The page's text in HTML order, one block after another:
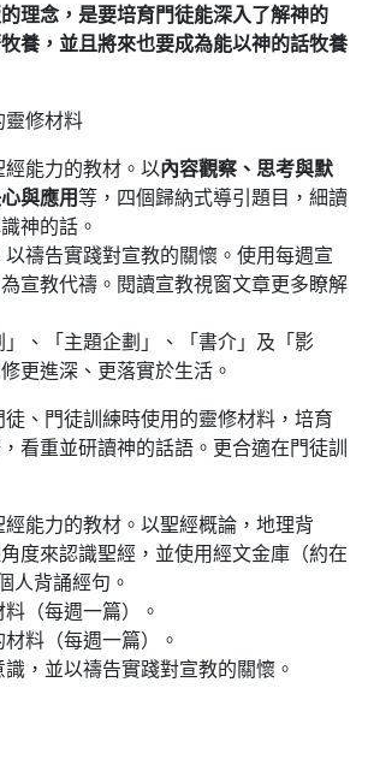
的理念，是要培育門徒能深入了解神的
養，並且將來也要成為能以神的話牧養
修材料
能力的教材。以內容觀察、思考與默
與應用等，四個歸納式導引題目，細讀
神的話。
禱告實踐對宣教的關懷。使用每週宣
宣教代禱。閱讀宣教視窗文章更多瞭解
、「主題企劃」、「書介」及「影
更進深、更落實於生活。
、門徒訓練時使用的靈修材料，培育
看重並研讀神的話語。更合適在門徒訓
能力的教材。以聖經概論，地理背
度來認識聖經，並使用經文金庫（約在
人背誦經句。
（每週一篇）。
料（每週一篇）。
，並以禱告實踐對宣教的關懷。